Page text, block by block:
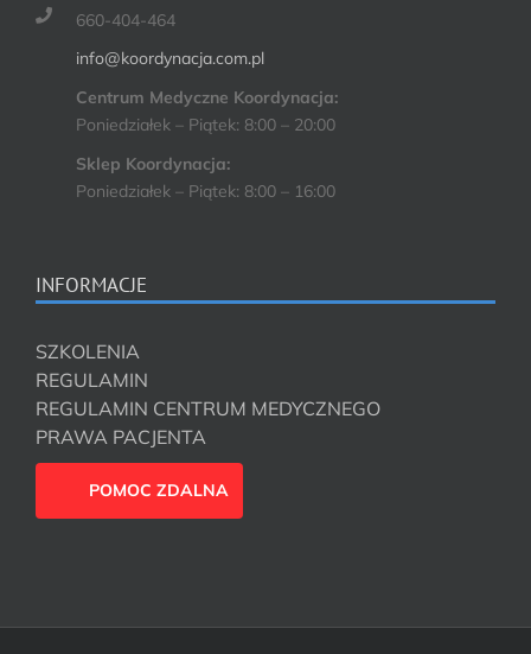
660-404-464
info@koordynacja.com.pl
Centrum Medyczne Koordynacja:
Poniedziałek – Piątek: 8:00 – 20:00
Sklep Koordynacja:
Poniedziałek – Piątek: 8:00 – 16:00
INFORMACJE
SZKOLENIA
REGULAMIN
REGULAMIN CENTRUM MEDYCZNEGO
PRAWA PACJENTA
POMOC ZDALNA